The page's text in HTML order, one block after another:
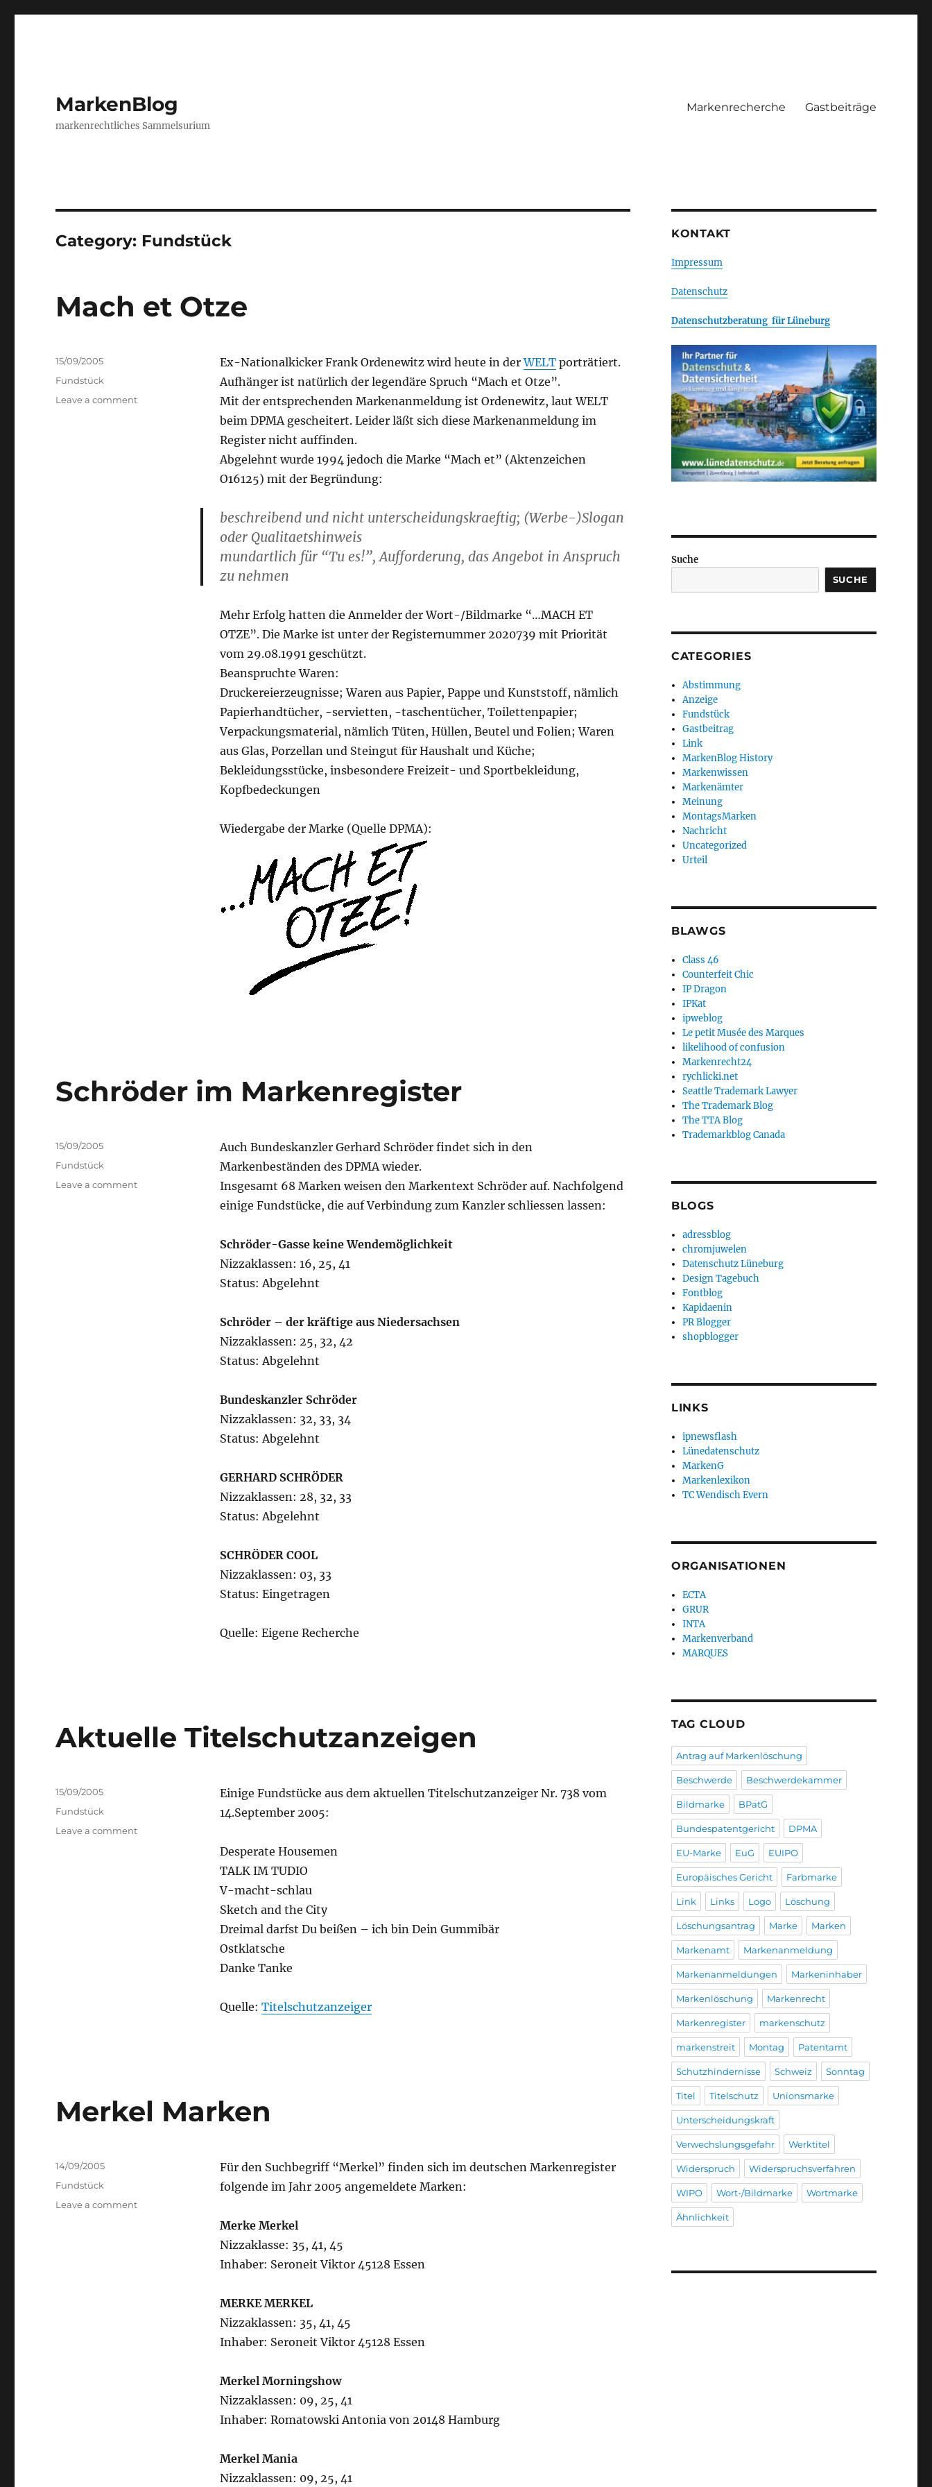
MarkenBlog
markenrechtliches Sammelsurium
Markenrecherche Gastbeiträge
Category: Fundstück
Mach et Otze
Ex-Nationalkicker Frank Ordenewitz wird heute in derWELTporträtiert.
Aufhänger ist natürlich der legendäre Spruch “Mach et Otze”.
Mit der entsprechenden Markenanmeldung ist Ordenewitz, laut WELT
beim DPMA gescheitert. Leider läßt sich diese Markenanmeldung im
Register nicht auffinden.
Abgelehnt wurde 1994 jedoch die Marke “Mach et” (Aktenzeichen
O16125) mit der Begründung:
beschreibend und nicht unterscheidungskraeftig; (Werbe-)Slogan
oder Qualitaetshinweis
mundartlich für “Tu es!”, Aufforderung, das Angebot in Anspruch
zu nehmen
Mehr Erfolg hatten die Anmelder der Wort-/Bildmarke “…MACH ET
OTZE”. Die Marke ist unter der Registernummer 2020739 mit Priorität
vom 29.08.1991 geschützt.
Beanspruchte Waren:
Druckereierzeugnisse; Waren aus Papier, Pappe und Kunststoff, nämlich
Papierhandtücher, -servietten, -taschentücher, Toilettenpapier;
Verpackungsmaterial, nämlich Tüten, Hüllen, Beutel und Folien; Waren
aus Glas, Porzellan und Steingut für Haushalt und Küche;
Bekleidungsstücke, insbesondere Freizeit- und Sportbekleidung,
Kopfbedeckungen
Wiedergabe der Marke (Quelle DPMA):
Posted
15/09/2005
Categories
Fundstück
Leave a commenton
Schröder im Markenregister
Auch Bundeskanzler Gerhard Schröder findet sich in den
Markenbeständen des DPMA wieder.
Insgesamt 68 Marken weisen den Markentext Schröder auf. Nachfolgend
einige Fundstücke, die auf Verbindung zum Kanzler schliessen lassen:
Schröder-Gasse keine Wendemöglichkeit
Nizzaklassen: 16, 25, 41
Status: Abgelehnt
Schröder – der kräftige aus Niedersachsen
Nizzaklassen: 25, 32, 42
Status: Abgelehnt
Bundeskanzler Schröder
Nizzaklassen: 32, 33, 34
Status: Abgelehnt
GERHARD SCHRÖDER
Nizzaklassen: 28, 32, 33
Status: Abgelehnt
SCHRÖDER COOL
Nizzaklassen: 03, 33
Status: Eingetragen
Quelle: Eigene Recherche
Posted
15/09/2005
Categories
Fundstück
Leave a commenton
Aktuelle Titelschutzanzeigen
Einige Fundstücke aus dem aktuellen Titelschutzanzeiger Nr. 738 vom
14.September 2005:
Desperate Housemen
TALK IM TUDIO
V-macht-schlau
Sketch and the City
Dreimal darfst Du beißen – ich bin Dein Gummibär
Ostklatsche
Danke Tanke
Quelle: Titelschutzanzeiger
Posted
15/09/2005
Categories
Fundstück
Leave a commenton
Titelschutzanzeigen
Merkel Marken
Für den Suchbegriff “Merkel” finden sich im deutschen Markenregister
folgende im Jahr 2005 angemeldete Marken:
Merke Merkel
Nizzaklasse: 35, 41, 45
Inhaber: Seroneit Viktor 45128 Essen
MERKE MERKEL
Nizzaklassen: 35, 41, 45
Inhaber: Seroneit Viktor 45128 Essen
Merkel Morningshow
Nizzaklassen: 09, 25, 41
Inhaber: Romatowski Antonia von 20148 Hamburg
Merkel Mania
Nizzaklassen: 09, 25, 41
Posted
14/09/2005
Categories
Fundstück
Leave a commenton
KONTAKT
Impressum
Datenschutz
Datenschutzberatung für Lüneburg
Suche
SUCHE
CATEGORIES
Abstimmung
Anzeige
Fundstück
Gastbeitrag
Link
MarkenBlog History
Markenwissen
Markenämter
Meinung
MontagsMarken
Nachricht
Uncategorized
Urteil
BLAWGS
Class 46
Counterfeit Chic
IP Dragon
IPKat
ipweblog
Le petit Musée des Marques
likelihood of confusion
Markenrecht24
rychlicki.net
Seattle Trademark Lawyer
The Trademark Blog
The TTA Blog
Trademarkblog Canada
BLOGS
adressblog
chromjuwelen
Datenschutz Lüneburg
Design Tagebuch
Fontblog
Kapidaenin
PR Blogger
shopblogger
LINKS
ipnewsflash
Lünedatenschutz
MarkenG
Markenlexikon
TC Wendisch Evern
ORGANISATIONEN
ECTA
GRUR
INTA
Markenverband
MARQUES
TAG CLOUD
Antrag auf Markenlöschung
Beschwerde Beschwerdekammer
Bildmarke BPatG
Bundespatentgericht DPMA
EU-Marke EuG EUIPO
Europäisches Gericht Farbmarke
Link Links Logo Löschung
Löschungsantrag Marke Marken
Markenamt Markenanmeldung
Markenanmeldungen Markeninhaber
Markenlöschung Markenrecht
Markenregister markenschutz
markenstreit Montag Patentamt
Schutzhindernisse Schweiz Sonntag
Titel Titelschutz Unionsmarke
Unterscheidungskraft
Verwechslungsgefahr Werktitel
Widerspruch Widerspruchsverfahren
WIPO Wort-/Bildmarke Wortmarke
Ähnlichkeit